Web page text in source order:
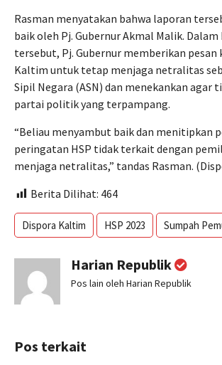
Rasman menyatakan bahwa laporan
baik oleh Pj. Gubernur Akmal Malik.
tersebut, Pj. Gubernur memberikan pesan
Kaltim untuk tetap menjaga netralitas
Sipil Negara (ASN) dan menekankan agar
partai politik yang terpampang.
“Beliau menyambut baik dan menitipkan
peringatan HSP tidak terkait dengan
menjaga netralitas,” tandas Rasman.
Berita Dilihat: 464
Dispora Kaltim HSP 2023 Sumpah
Harian Republik
Pos lain oleh Harian Republik
Pos terkait